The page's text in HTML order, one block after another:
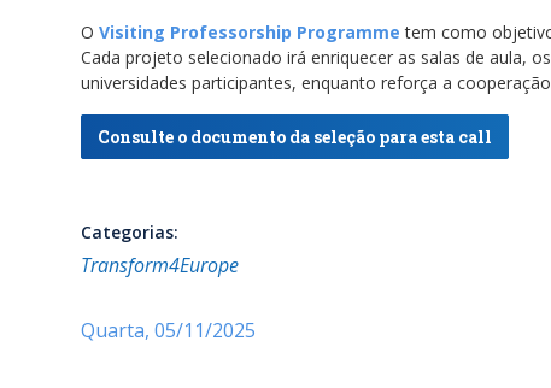
O Visiting Professorship Programme tem como
Cada projeto selecionado irá enriquecer as salas de aula,
universidades participantes, enquanto reforça a
Consulte o documento da seleção para esta call
Categorias:
Transform4Europe
Quarta, 05/11/2025